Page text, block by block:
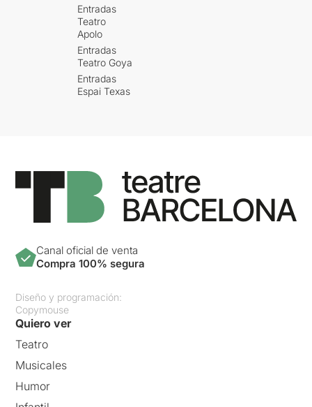
Entradas
Teatro
Apolo
Entradas
Teatro Goya
Entradas
Espai Texas
Canal oficial de venta
Compra 100% segura
Diseño y programación:
Copymouse
Quiero ver
Teatro
Musicales
Humor